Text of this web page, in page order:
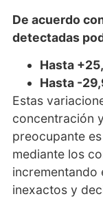
De acuerdo
detectadas
Hasta
Hasta -
Estas
concentración
preocupante
mediante los
incrementando
inexactos y